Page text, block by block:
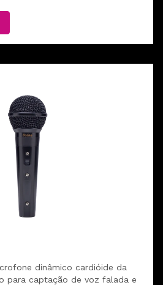
dinâmico cardióide da
para captação de voz falada e